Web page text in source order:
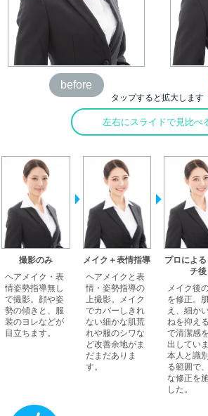
before
タップすると拡大します
左右にスライドで見比べ
撮影のみ
ヘアメイク・表
情姿勢指導無し
で撮影。顔や姿
勢の傾きと、服
装のヨレなどが
目立ちます。
メイク＋表情指導
ヘアメイクと表
情・姿勢指導の
上撮影。メイク
でカバーしきれ
ない細かな肌荒
れや服のシワな
ど改善余地がま
だまだありま
す。
プロによ
チ後
メイク後
を修正。
え、細か
ねを抑え
で清潔感
出していま
本人と識
る範囲で
な修正を
した。